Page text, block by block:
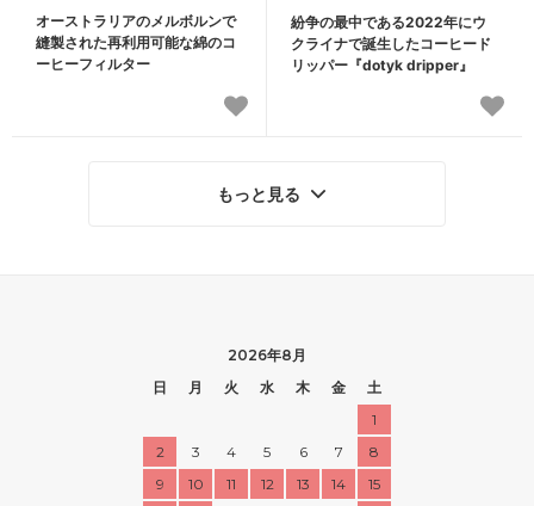
オーストラリアのメルボルンで
縫製された再利用可能な綿のコ
ーヒーフィルター
紛争の最中である2022年にウ
クライナで誕生したコーヒード
リッパー『dotyk dripper』
もっと見る
2026年8月
日
月 火 水 木 金
土
1
2
3 4 5 6 7
8
9
10 11 12 13 14
15